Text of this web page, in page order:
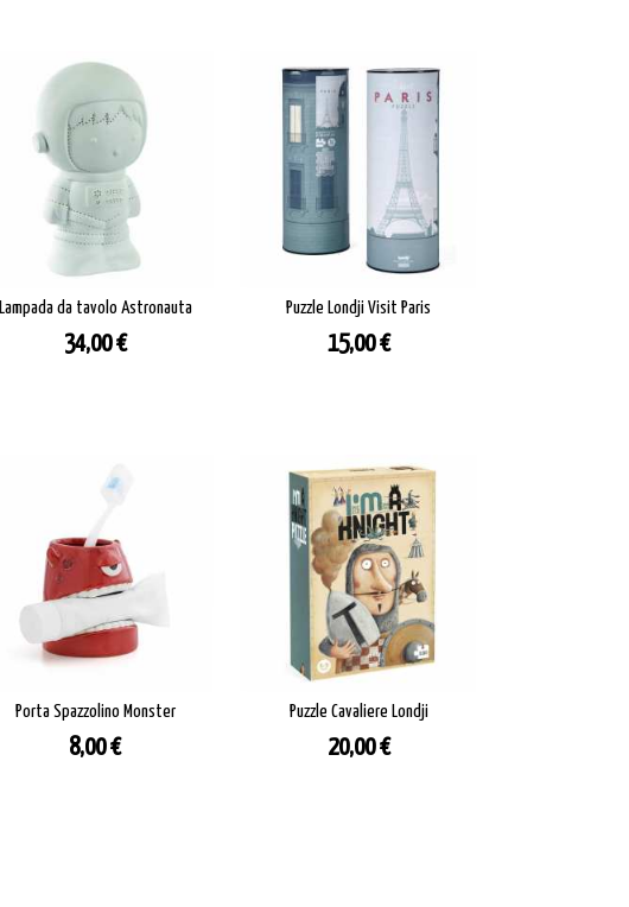
Lampada da tavolo Astronauta
Prezzo
34,00 €
Puzzle Londji Visit Paris
Prezzo
15,00 €
Porta Spazzolino Monster
Prezzo
8,00 €
Puzzle Cavaliere Londji
Prezzo
20,00 €